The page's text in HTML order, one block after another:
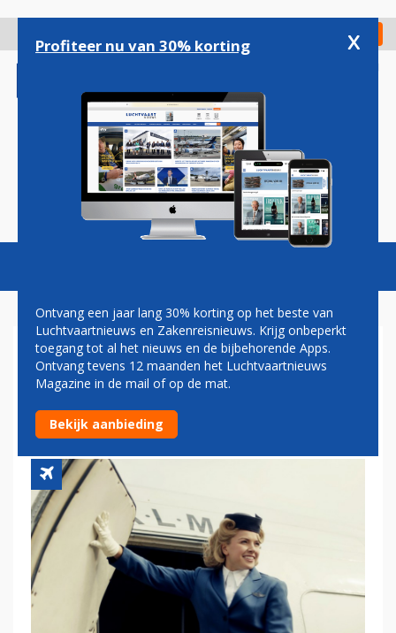
gaan
Check in
Magazine Podcasts Vacatures
KLM TOONT 100 JAAR
GESCHIEDENIS IN NIEUWE
RECLAMEVIDEO
Profiteer nu van 30% korting x
Ontvang een jaar lang 30% korting op het beste van
Luchtvaartnieuws en Zakenreisnieuws. Krijg onbeperkt
toegang tot al het nieuws en de bijbehorende Apps.
Ontvang tevens 12 maanden het Luchtvaartnieuws
Magazine in de mail of op de mat.
Bekijk aanbieding